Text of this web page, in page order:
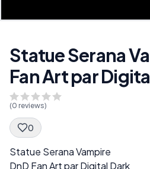
Statue Serana
Fan Art par
(0 reviews)
0
Spec Description
Statue Serana Vampire
DnD Fan Art par Digital Dark